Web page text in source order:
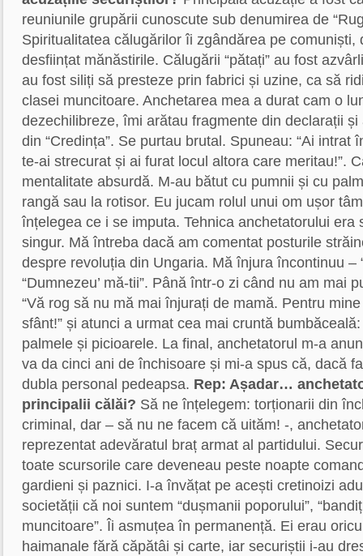
reuniunile grupării cunoscute sub denumirea de
Spiritualitatea călugărilor îi zgândărea pe comuniști,
desființat mănăstirile. Călugării “pătați” au fost
au fost siliți să presteze prin fabrici și uzine, ca să
clasei muncitoare. Anchetarea mea a durat cam o
dezechilibreze, îmi arătau fragmente din declarații
din “Credința”. Se purtau brutal. Spuneau: “Ai intrat
te-ai strecurat și ai furat locul altora care meritau!”.
mentalitate absurdă. M-au bătut cu pumnii și cu
rangă sau la rotisor. Eu jucam rolul unui om ușor
înțelegea ce i se imputa. Tehnica anchetatorului era
singur. Mă întreba dacă am comentat posturile
despre revoluția din Ungaria. Mă înjura încontinuu –
“Dumnezeu’ mă-tii”. Până într-o zi când nu am mai
“Vă rog să nu mă mai înjurați de mamă. Pentru
sfânt!” și atunci a urmat cea mai cruntă
palmele și picioarele. La final, anchetatorul m-a
va da cinci ani de închisoare și mi-a spus că, dacă
dubla personal pedeapsa. Rep: Așadar…
principalii călăi? Să ne înțelegem: torționarii din
criminal, dar – să nu ne facem că uităm! -,
reprezentat adevăratul braț armat al partidului.
toate scursorile care deveneau peste noapte
gardieni și paznici. I-a învățat pe acești cretinoizi
societății că noi suntem “dușmanii poporului”,
muncitoare”. Îi asmuțea în permanență. Ei erau
haimanale fără căpătâi și carte, iar securiștii i-au